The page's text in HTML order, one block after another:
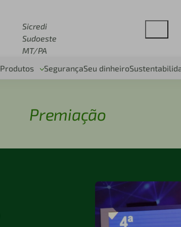
Sicredi
Sudoeste
MT/PA
Produtos SegurançaSeu dinheiro
Premiação